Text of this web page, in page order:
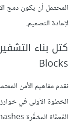
المحتمل أن يكون دمج
لإعادة التصميم.
Blocks
نقدم مفاهيم الأمن